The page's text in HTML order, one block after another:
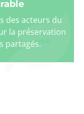
des acteurs du
la préservation
partagés.